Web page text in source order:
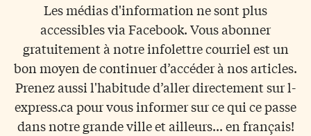
Les médias d'information ne sont plus
accessibles via Facebook. Vous abonner
gratuitement à notre infolettre courriel est un
bon moyen de continuer d’accéder à nos articles.
Prenez aussi l'habitude d’aller directement sur l-
express.ca pour vous informer sur ce qui ce passe
dans notre grande ville et ailleurs... en français!